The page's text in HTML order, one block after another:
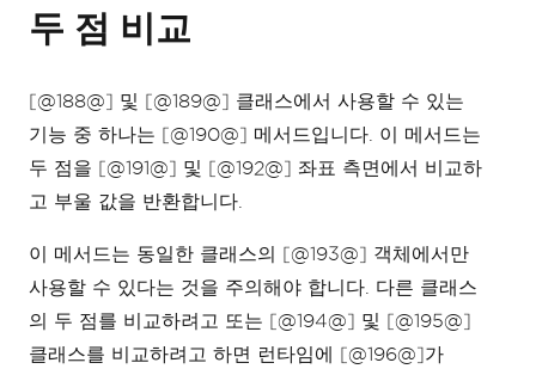
두 점 비교
[@188@] 및 [@189@] 클래스에서 사용할 수 있는
기능 중 하나는 [@190@] 메서드입니다. 이 메서드는
두 점을 [@191@] 및 [@192@] 좌표 측면에서 비교하
고 부울 값을 반환합니다.
이 메서드는 동일한 클래스의 [@193@] 객체에서만
사용할 수 있다는 것을 주의해야 합니다. 다른 클래스
의 두 점를 비교하려고 또는 [@194@] 및 [@195@]
클래스를 비교하려고 하면 런타임에 [@196@]가